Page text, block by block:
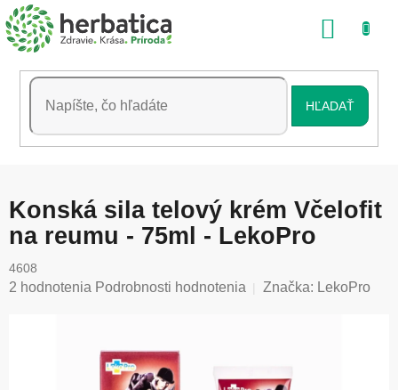
Prejsť
na
obsah
HĽADAŤ
Konská sila telový krém Včelofit
na reumu - 75ml - LekoPro
4608
Priemerné
2 hodnotenia Podrobnosti hodnotenia Značka: LekoPro